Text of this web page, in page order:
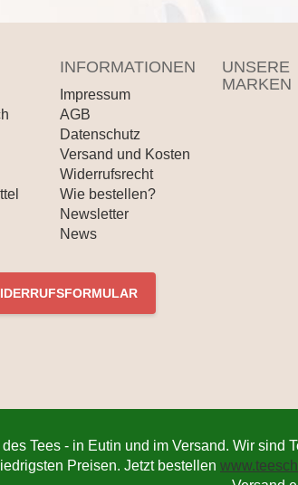
INFORMATIONEN
Impressum
AGB
Datenschutz
Versand und Kosten
Widerrufsrecht
Wie bestellen?
Newsletter
News
UNSERE
MARKEN
Tees - in Eutin und im Versand. Wir
Preisen. Jetzt bestellen